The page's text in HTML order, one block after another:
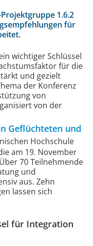
1.6.2
für
wichtiger Schlüssel
für die
und gezielt
der Konferenz
von
von der
Geflüchteten und
Hochschule
am 19. November
70 Teilnehmende
und
aus. Zehn
lassen sich
für Integration